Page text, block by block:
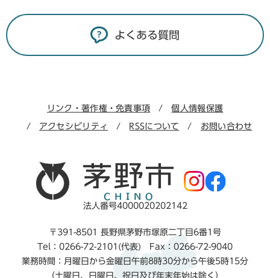
よくある質問
リンク・著作権・免責事項 個人情報保護
アクセシビリティ RSSについて お問い合わせ
法人番号4000020202142
〒391-8501 長野県茅野市塚原二丁目6番1号
Tel：0266-72-2101(代表) Fax：0266-72-9040
業務時間：月曜日から金曜日午前8時30分から午後5時15分
（土曜日、日曜日、祝日及び年末年始は除く）